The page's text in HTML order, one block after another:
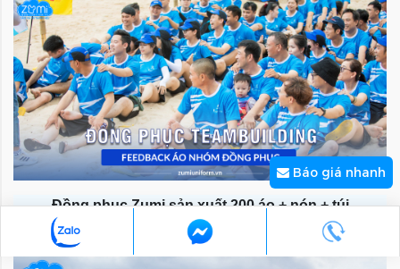
Đồng phục Zumi sản xuất 200 áo + nón + túi
teambuilding cho công ty Navigos
Báo giá nhanh